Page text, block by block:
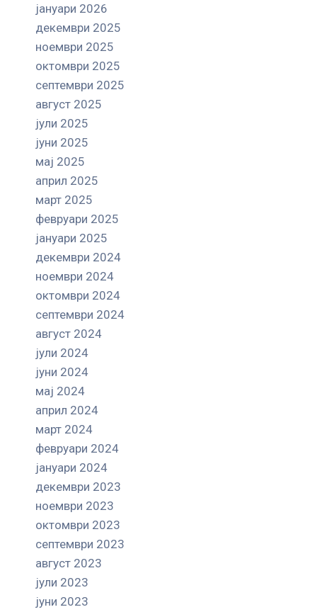
јануари 2026
декември 2025
ноември 2025
октомври 2025
септември 2025
август 2025
јули 2025
јуни 2025
мај 2025
април 2025
март 2025
февруари 2025
јануари 2025
декември 2024
ноември 2024
октомври 2024
септември 2024
август 2024
јули 2024
јуни 2024
мај 2024
април 2024
март 2024
февруари 2024
јануари 2024
декември 2023
ноември 2023
октомври 2023
септември 2023
август 2023
јули 2023
јуни 2023